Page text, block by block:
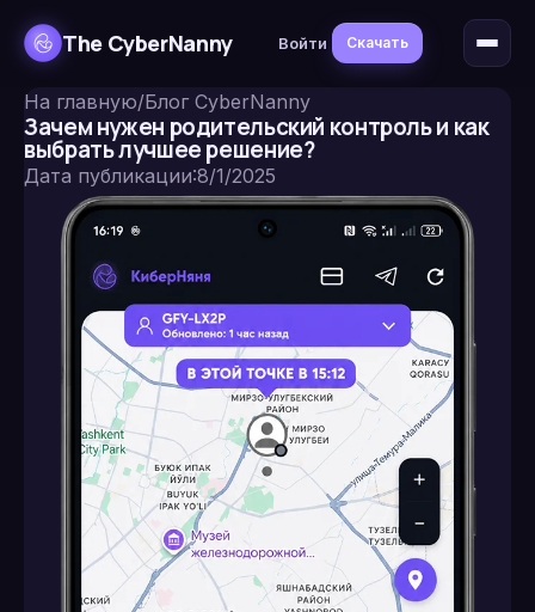
The CyberNanny Войти Скачать
На главную/Блог CyberNanny
Зачем нужен родительский контроль и как
выбрать лучшее решение?
Дата публикации:8/1/2025